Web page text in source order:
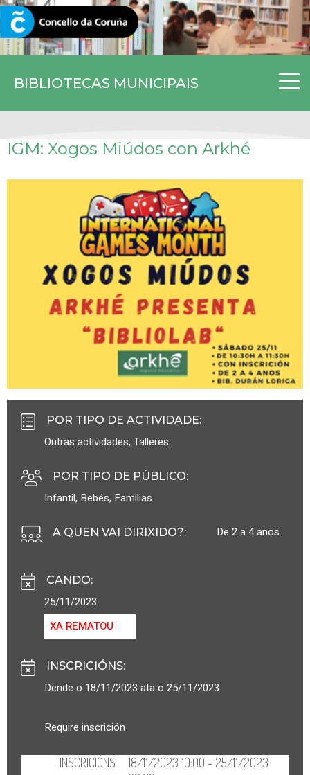
BIBLIOTECAS MUNICIPAIS
CORUNA.GAL
IGM: Xogos Miúdos con Arkhé
POR TIPO DE ACTIVIDADE:
Outras actividades, Talleres
POR TIPO DE PÚBLICO:
Infantil, Bebés, Familias
A QUEN VAI DIRIXIDO?: De 2 a 4 anos.
CANDO:
25/11/2023
XA REMATOU
INSCRICIÓNS:
Dende o 18/11/2023 ata o 25/11/2023
Require inscrición